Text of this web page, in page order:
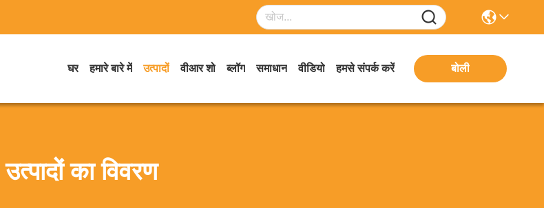
घर हमारे बारे में उत्पादों वीआर शो ब्लॉग समाधान वीडियो हमसे संपर्क करें बोली
उत्पादों का विवरण